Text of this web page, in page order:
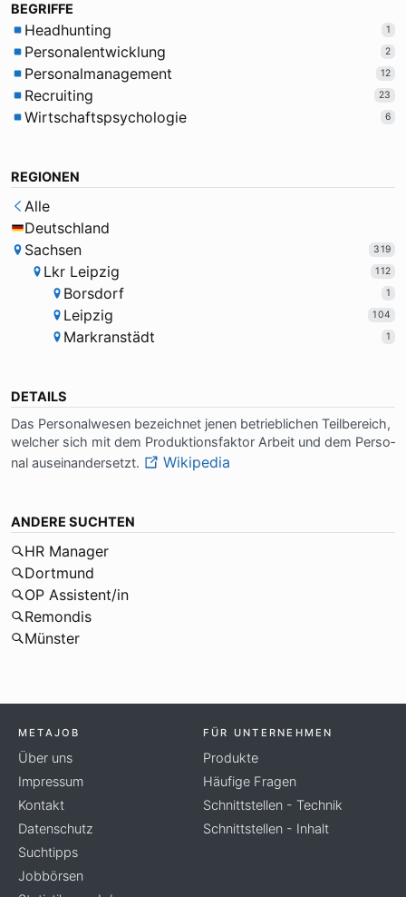
BEGRIFFE
Headhunting 1
Personalentwicklung 2
Personalmanagement 12
Recruiting 23
Wirtschaftspsychologie 6
REGIONEN
Alle
Deutschland
Sachsen
319
Lkr Leipzig 112
Borsdorf 1
Leipzig 104
Markranstädt 1
DETAILS
Das Per­so­nal­we­sen be­zeich­net je­nen be­trieb­li­chen Teil­be­reich,
wel­cher sich mit dem Pro­duk­ti­ons­fak­tor Ar­beit und dem Per­so­
nal aus­ein­an­der­setzt.
Wikipedia
ANDERE SUCHTEN
HR Manager
Dortmund
OP Assistent/in
Remondis
Münster
METAJOB
Über uns
Impressum
Kontakt
Datenschutz
Suchtipps
Jobbörsen
FÜR UNTERNEHMEN
Produkte
Häufige Fragen
Schnittstellen - Technik
Schnittstellen - Inhalt